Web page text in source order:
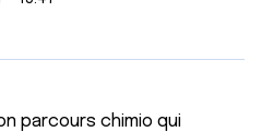
parcours chimio qui